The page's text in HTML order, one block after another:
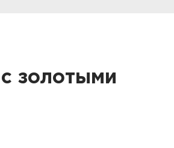
золотыми